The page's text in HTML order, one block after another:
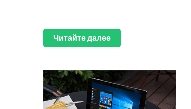
Читайте далее